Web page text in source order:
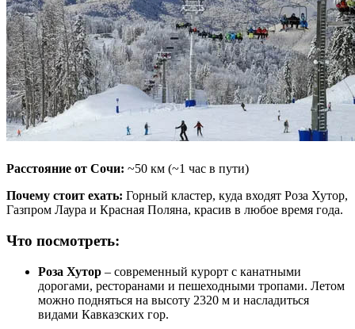
Расстояние от Сочи: ~50 км (~1 час в пути)
Почему стоит ехать: Горный кластер, куда входят Роза Хутор,
Газпром Лаура и Красная Поляна, красив в любое время года.
Что посмотреть:
Роза Хутор – современный курорт с канатными
дорогами, ресторанами и пешеходными тропами. Летом
можно подняться на высоту 2320 м и насладиться
видами Кавказских гор.